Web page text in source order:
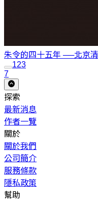
朱令的四十五年 ──北京
123
7
探索
最新消息
作者一覽
關於
關於我們
公司簡介
服務條款
隱私政策
幫助